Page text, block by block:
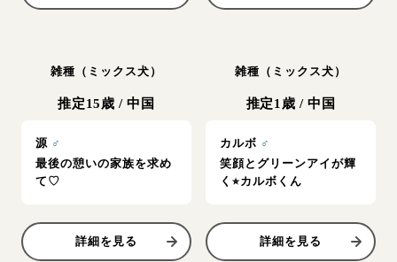
雑種（ミックス犬）
推定15歳 /中国
源 ♂
最後の憩いの家族を求め
て♡
詳細を見る
雑種（ミックス犬）
推定1歳 / 中国
カルボ ♂
笑顔とグリーンアイが輝
く⭐︎カルボくん
詳細を見る